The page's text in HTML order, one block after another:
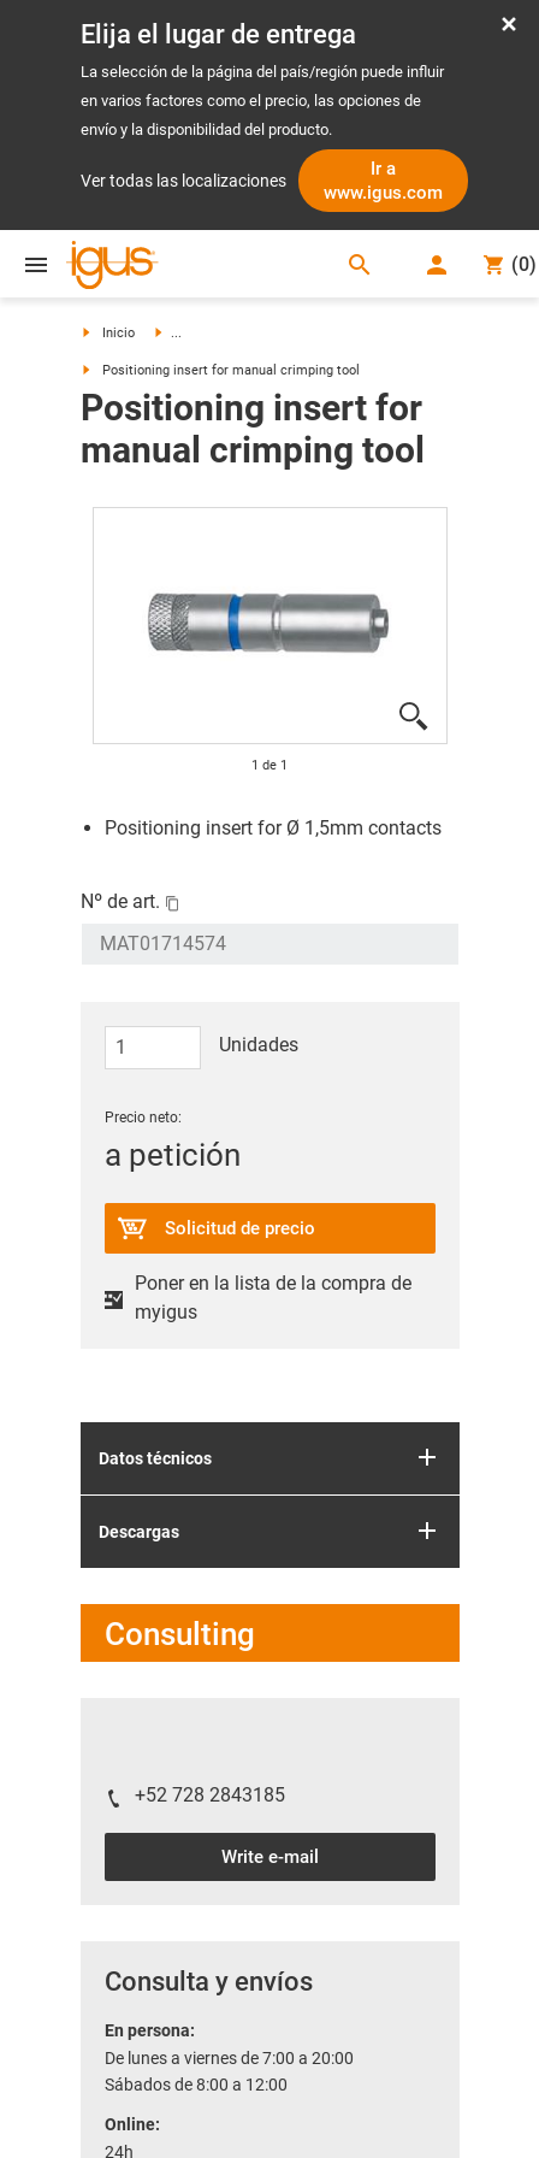
Elija el lugar de entrega
La selección de la página del país/región puede influir
en varios factores como el precio, las opciones de
envío y la disponibilidad del producto.
Ver todas las localizaciones
Ir a
www.igus.com
search (0)
Inicio ...
Positioning insert for manual crimping tool
Positioning insert for
manual crimping tool
1 de 1
Positioning insert for Ø 1,5mm contacts
Nº de art.
Unidades
Precio neto:
a petición
Solicitud de precio
Poner en la lista de la compra de
myigus
Datos técnicos
Descargas
Consulting
+52 728 2843185
Write e-mail
Consulta y envíos
En persona:
De lunes a viernes de 7:00 a 20:00
Sábados de 8:00 a 12:00
Online:
24h